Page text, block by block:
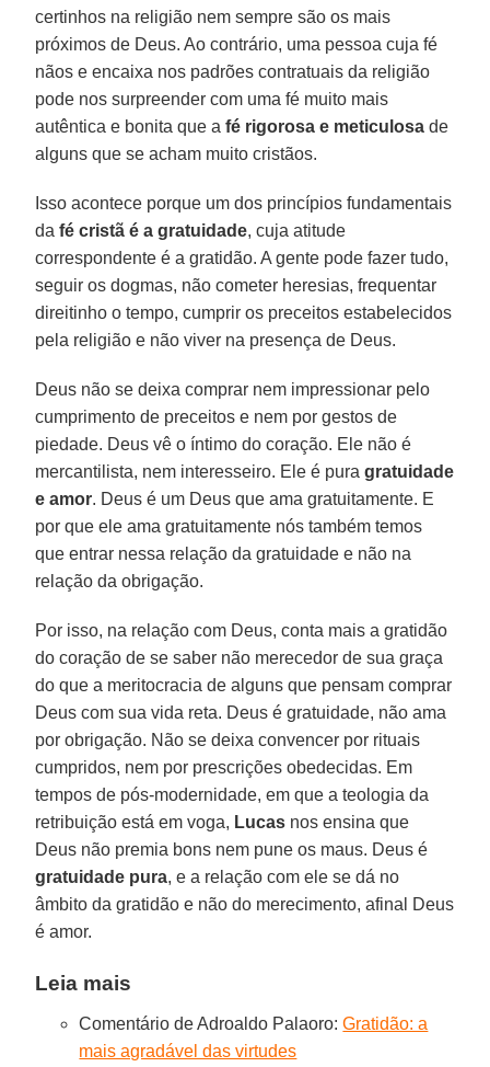
certinhos na religião nem sempre são os mais
próximos de Deus. Ao contrário, uma pessoa cuja fé
nãos e encaixa nos padrões contratuais da religião
pode nos surpreender com uma fé muito mais
autêntica e bonita que a fé rigorosa e meticulosa de
alguns que se acham muito cristãos.
Isso acontece porque um dos princípios fundamentais
dafé cristã é a gratuidade, cuja atitude
correspondente é a gratidão. A gente pode fazer tudo,
seguir os dogmas, não cometer heresias, frequentar
direitinho o tempo, cumprir os preceitos estabelecidos
pela religião e não viver na presença de Deus.
Deus não se deixa comprar nem impressionar pelo
cumprimento de preceitos e nem por gestos de
piedade. Deus vê o íntimo do coração. Ele não é
mercantilista, nem interesseiro. Ele é puragratuidade
e amor. Deus é um Deus que ama gratuitamente. E
por que ele ama gratuitamente nós também temos
que entrar nessa relação da gratuidade e não na
relação da obrigação.
Por isso, na relação com Deus, conta mais a gratidão
do coração de se saber não merecedor de sua graça
do que a meritocracia de alguns que pensam comprar
Deus com sua vida reta. Deus é gratuidade, não ama
por obrigação. Não se deixa convencer por rituais
cumpridos, nem por prescrições obedecidas. Em
tempos de pós-modernidade, em que a teologia da
retribuição está em voga, Lucas nos ensina que
Deus não premia bons nem pune os maus. Deus é
gratuidade pura, e a relação com ele se dá no
âmbito da gratidão e não do merecimento, afinal Deus
é amor.
Leia mais
Comentário de Adroaldo Palaoro:Gratidão: a
mais agradável das virtudes